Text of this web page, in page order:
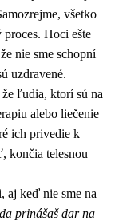
všetko
Hoci ešte
nie sme schopní
uzdravené.
ľudia, ktorí sú na
alebo liečenie
ich privedie k
končia telesnou
aj keď nie sme na
prinášaš dar na